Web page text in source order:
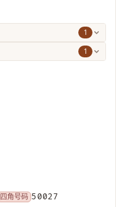
1
1
四角号码 50027